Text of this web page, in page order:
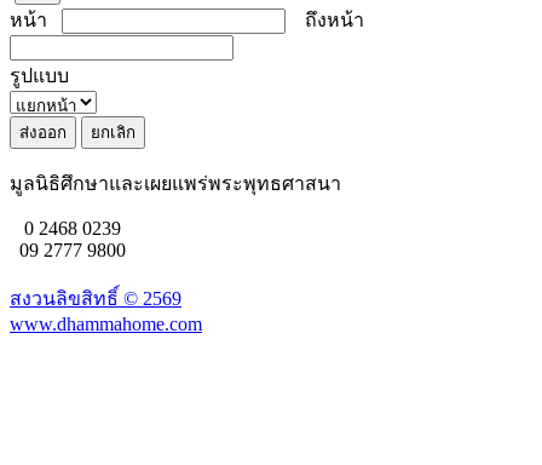
หน้า ถึงหน้า
รูปแบบ
มูลนิธิศึกษาและเผยแพร่พระพุทธศาสนา
0 2468 0239
09 2777 9800
สงวนลิขสิทธิ์ © 2569
www.dhammahome.com